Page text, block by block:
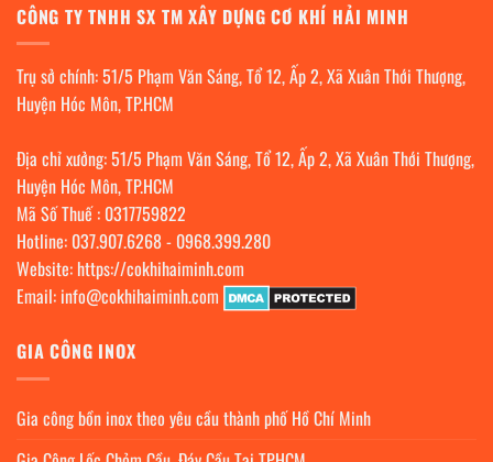
CÔNG TY TNHH SX TM XÂY DỰNG CƠ KHÍ HẢI MINH
Trụ sở chính: 51/5 Phạm Văn Sáng, Tổ 12, Ấp 2, Xã Xuân Thới Thượng,
Huyện Hóc Môn, TP.HCM
Địa chỉ xưởng: 51/5 Phạm Văn Sáng, Tổ 12, Ấp 2, Xã Xuân Thới Thượng,
Huyện Hóc Môn, TP.HCM
Mã Số Thuế : 0317759822
Hotline: 037.907.6268- 0968.399.280
Website: https://cokhihaiminh.com
Email: info@cokhihaiminh.com
GIA CÔNG INOX
Gia công bồn inox theo yêu cầu thành phố Hồ Chí Minh